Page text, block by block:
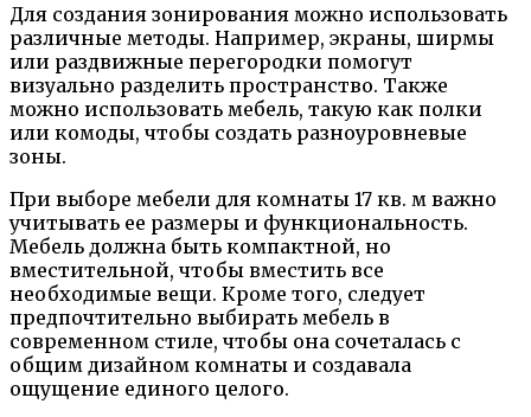
Для создания зонирования можно использовать
различные методы. Например, экраны, ширмы
или раздвижные перегородки помогут
визуально разделить пространство. Также
можно использовать мебель, такую как полки
или комоды, чтобы создать разноуровневые
зоны.
При выборе мебели для комнаты 17 кв. м важно
учитывать ее размеры и функциональность.
Мебель должна быть компактной, но
вместительной, чтобы вместить все
необходимые вещи. Кроме того, следует
предпочтительно выбирать мебель в
современном стиле, чтобы она сочеталась с
общим дизайном комнаты и создавала
ощущение единого целого.